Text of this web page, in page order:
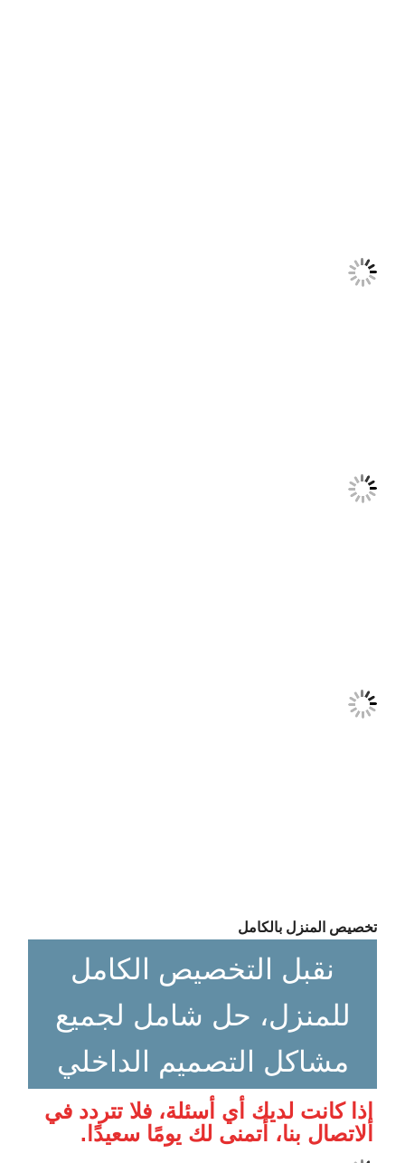
تخصيص المنزل بالكامل
نقبل التخصيص الكامل
للمنزل، حل شامل لجميع
مشاكل التصميم الداخلي
الاتصال بنا، أتمنى لك يومًا سعيدًا.